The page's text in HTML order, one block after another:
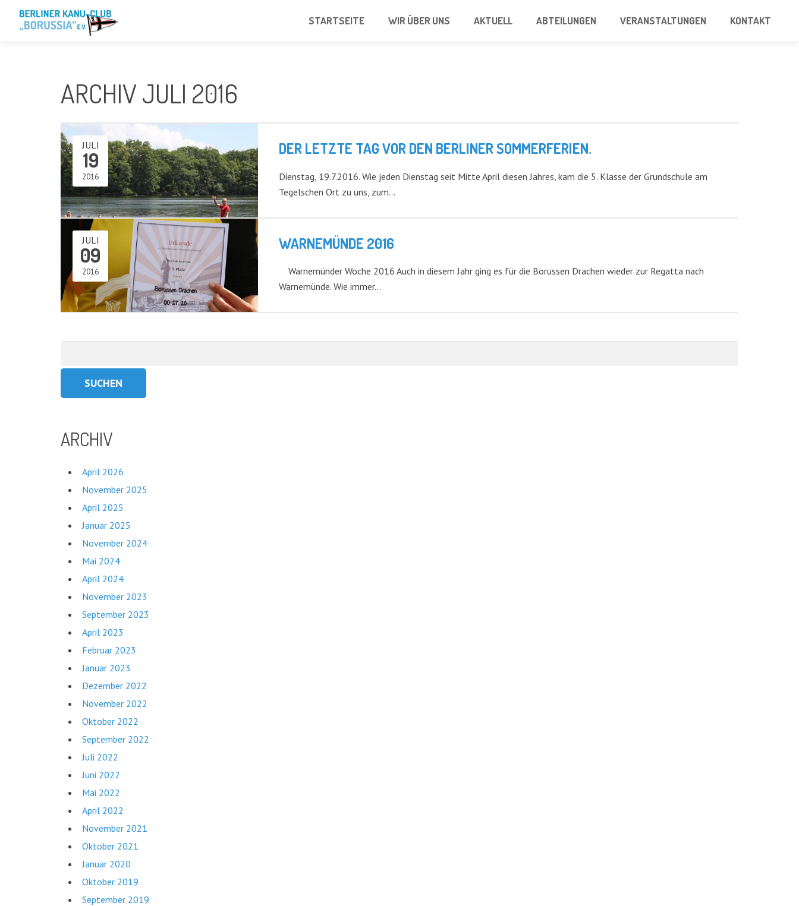
STARTSEITE WIR ÜBER UNS AKTUELL ABTEILUNGEN VERANSTALTUNGEN KONTAKT
ARCHIV JULI 2016
DER LETZTE TAG VOR DEN BERLINER SOMMERFERIEN.
JULI
19
2016
Dienstag, 19.7.2016. Wie jeden Dienstag seit Mitte April diesen Jahres, kam die 5. Klasse der Grundschule am
Tegelschen Ort zu uns, zum…
WARNEMÜNDE 2016
JULI
09
2016
Warnemünder Woche 2016 Auch in diesem Jahr ging es für die Borussen Drachen wieder zur Regatta nach
Warnemünde. Wie immer…
ARCHIV
April 2026
November 2025
April 2025
Januar 2025
November 2024
Mai 2024
April 2024
November 2023
September 2023
April 2023
Februar 2023
Januar 2023
Dezember 2022
November 2022
Oktober 2022
September 2022
Juli 2022
Juni 2022
Mai 2022
April 2022
November 2021
Oktober 2021
Januar 2020
Oktober 2019
September 2019